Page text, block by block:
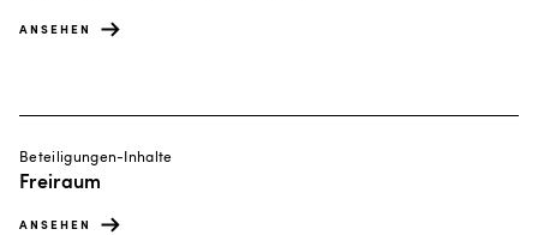
ANSEHEN
Beteiligungen-Inhalte
Freiraum
ANSEHEN